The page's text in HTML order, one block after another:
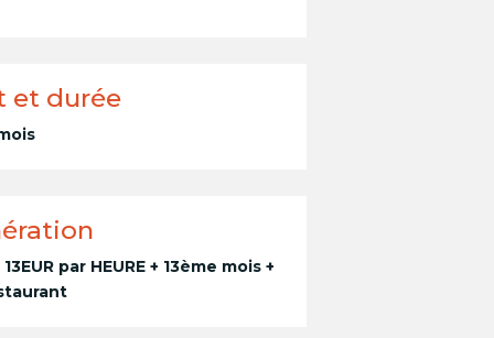
et durée
13EUR par HEURE + 13ème mois +